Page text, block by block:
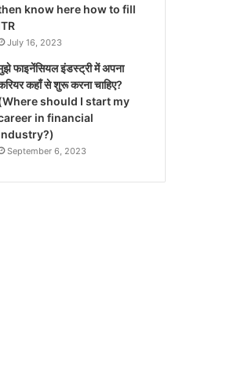
know here how to fill
July 16, 2023
फाइनेंसियल इंडस्ट्री में अपना
कहाँ से शुरू करना चाहिए?
should I start my
in financial
September 6, 2023